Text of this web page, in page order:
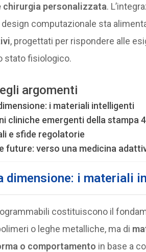
chirurgia personalizzata.
computazionale sta
, progettati per rispondere alle
stato fisiologico.
argomenti
i materiali intelligenti
cliniche emergenti della stampa
e sfide regolatorie
future: verso una medicina
dimensione: i materiali
costituiscono il
o leghe metalliche, ma di
o comportamento in base a